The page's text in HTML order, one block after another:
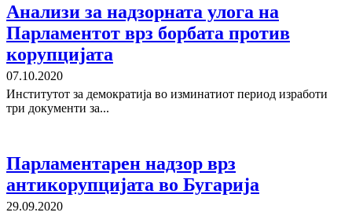
Анализи за надзорната улога на
Парламентот врз борбата против
корупцијата
07.10.2020
Институтот за демократија во изминатиот период изработи
три документи за...
Парламентарен надзор врз
антикорупцијата во Бугарија
29.09.2020